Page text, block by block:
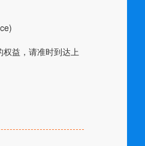
益，请准时到达上